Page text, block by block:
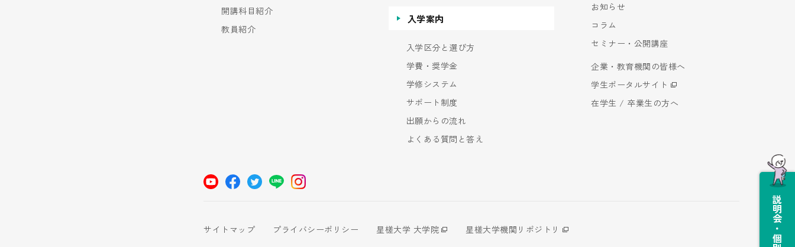
開講科目紹介
教員紹介
入学案内
入学区分と選び方
学費・奨学金
学修システム
サポート制度
出願からの流れ
よくある質問と答え
お知らせ
コラム
セミナー・公開講座
企業・教育機関の皆様へ
学生ポータルサイト
在学生 / 卒業生の方へ
サイトマップ プライバシーポリシー 星槎大学 大学院
星槎大学機関リポジトリ